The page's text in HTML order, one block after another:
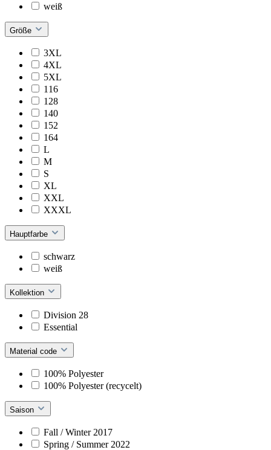
weiß
Größe
3XL
4XL
5XL
116
128
140
152
164
L
M
S
XL
XXL
XXXL
Hauptfarbe
schwarz
weiß
Kollektion
Division 28
Essential
Material code
100% Polyester
100% Polyester (recycelt)
Saison
Fall / Winter 2017
Spring / Summer 2022